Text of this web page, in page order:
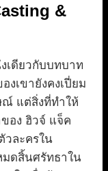
&
เดียวกับบทบาท
งเขายังคงเปี่ยม
ณ์ แต่สิ่งที่ทำให้
อง ฮิวจ์ แจ็ค
วละครใน
มดสิ้นศรัทธาใน